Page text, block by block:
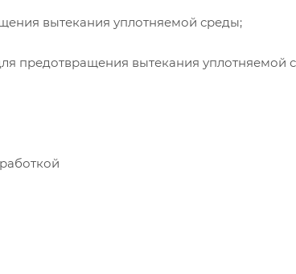
вытекания уплотняемой среды;
предотвращения вытекания уплотняемой